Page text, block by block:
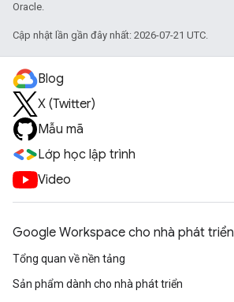
Oracle.
Cập nhật lần gần đây nhất: 2026-07-21 UTC.
Blog
X (Twitter)
Mẫu mã
Lớp học lập trình
Video
Google Workspace cho nhà phát triển
Tổng quan về nền tảng
Sản phẩm dành cho nhà phát triển